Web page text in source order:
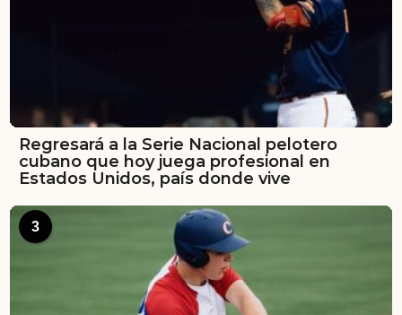
Regresará a la Serie Nacional pelotero
cubano que hoy juega profesional en
Estados Unidos, país donde vive
3